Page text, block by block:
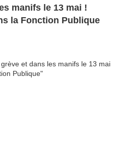
manifs le 13 mai !
la Fonction Publique